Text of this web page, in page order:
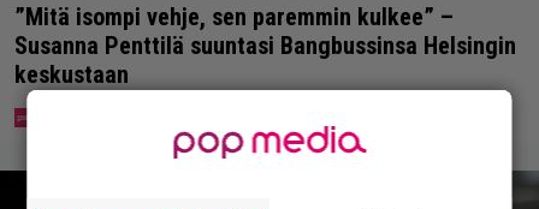
”Mitä isompi vehje, sen paremmin kulkee” –
Susanna Penttilä suuntasi Bangbussinsa Helsingin
keskustaan